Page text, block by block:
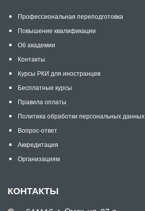
Профессиональная переподготовка
Повышение квалификации
Об академии
Контакты
Курсы РКИ для иностранцев
Бесплатные курсы
Правила оплаты
Политика обработки персональных данных
Вопрос-ответ
Аккредитация
Организациям
КОНТАКТЫ